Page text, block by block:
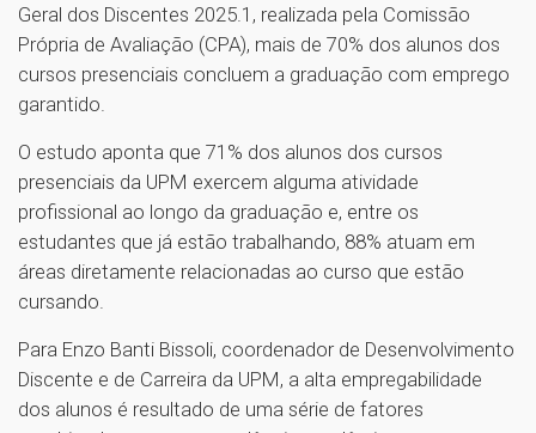
Geral dos Discentes 2025.1, realizada pela Comissão
Própria de Avaliação (CPA), mais de 70% dos alunos dos
cursos presenciais concluem a graduação com emprego
garantido.
O estudo aponta que 71% dos alunos dos cursos
presenciais da UPM exercem alguma atividade
profissional ao longo da graduação e, entre os
estudantes que já estão trabalhando, 88% atuam em
áreas diretamente relacionadas ao curso que estão
cursando.
Para Enzo Banti Bissoli, coordenador de Desenvolvimento
Discente e de Carreira da UPM, a alta empregabilidade
dos alunos é resultado de uma série de fatores